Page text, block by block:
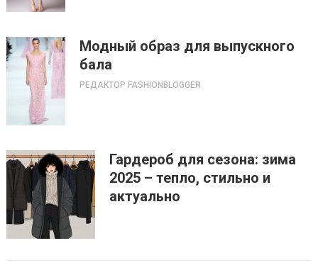
Модный образ для выпускного
бала
РЕДАКТОР FASHIONBLOGGER
Гардероб для сезона: зима
2025 – тепло, стильно и
актуально